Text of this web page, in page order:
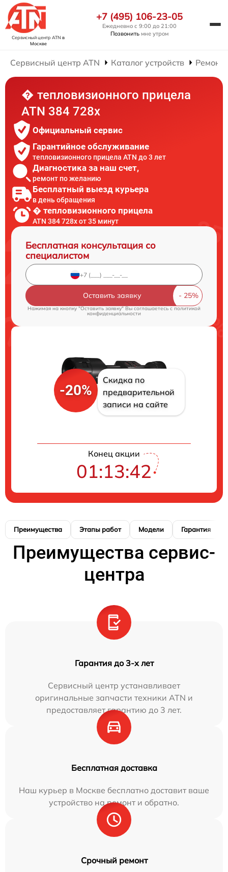
Сервисный центр ATN в
Москве
+7 (495) 106-23-05
Ежедневно с 9:00 до 21:00
Позвонить мне утром
Сервисный центр ATN Каталог устройств Ремонт
� тепловизионного прицела
ATN 384 728x
Официальный сервис
Гарантийное обслуживание
тепловизионного прицела ATN до 3 лет
Диагностика за наш счет,
ремонт по желанию
Бесплатный выезд курьера
в день обращения
� тепловизионного прицела
ATN 384 728x от 35 минут
Бесплатная консультация со
специалистом
Оставить заявку
Нажимая на кнопку "Оставить заявку" Вы соглашаетесь cполитикой
конфиденциальности
-20%
Скидка по
предварительной
записи на сайте
Конец акции
01:13:41
Преимущества Этапы работ Модели Гарантия
Преимущества сервис-
центра
Гарантия до 3-х лет
Сервисный центр устанавливает
оригинальные запчасти техники ATN и
предоставляет гарантию до 3 лет.
Бесплатная доставка
Наш курьер в Москве бесплатно доставит ваше
устройство на ремонт и обратно.
Срочный ремонт